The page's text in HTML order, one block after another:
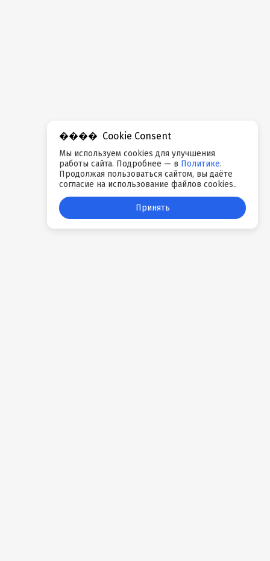
Cookie Consent
Мы используем cookies для улучшения
работы сайта. Подробнее — в Политике.
Продолжая пользоваться сайтом, вы даёте
согласие на использование файлов cookies..
Принять